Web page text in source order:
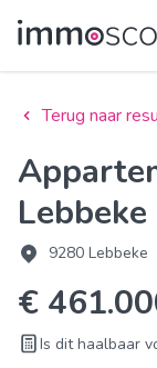
Terug naar
Appartement te koop in
9280 Lebbeke
€
Is dit haalbaar